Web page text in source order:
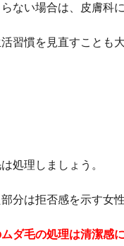
ない場合は、皮膚科
習慣を見直すことも大
処理しましょう。
分は拒否感を示す女
ダ毛の処理は清潔感